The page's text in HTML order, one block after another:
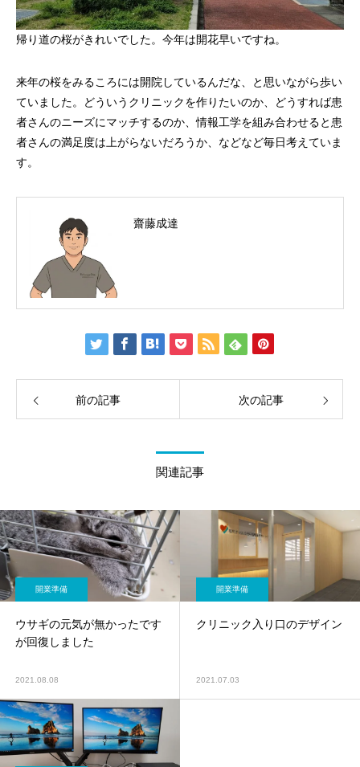
帰り道の桜がきれいでした。今年は開花早いですね。
来年の桜をみるころには開院しているんだな、と思いながら歩い
ていました。どういうクリニックを作りたいのか、どうすれば患
者さんのニーズにマッチするのか、情報工学を組み合わせると患
者さんの満足度は上がらないだろうか、などなど毎日考えていま
す。
齋藤成達
前の記事 次の記事
関連記事
開業準備
ウサギの元気が無かったです
が回復しました
2021.08.08
開業準備
クリニック入り口のデザイン
2021.07.03